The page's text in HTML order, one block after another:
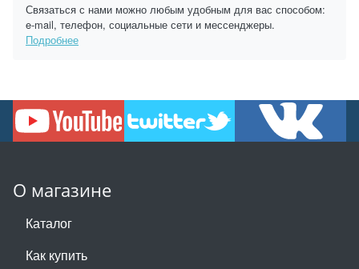
Связаться с нами можно любым удобным для вас способом:
e-mail, телефон, социальные сети и мессенджеры.
Подробнее
О магазине
Каталог
Как купить